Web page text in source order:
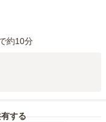
約10分
する